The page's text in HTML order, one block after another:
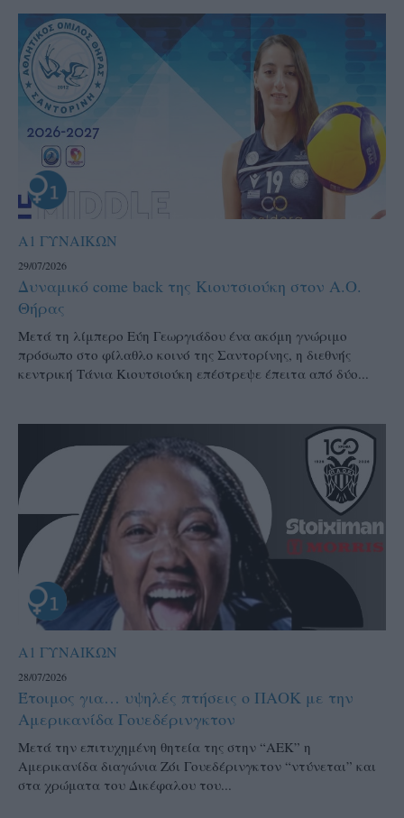
Α1 ΓΥΝΑΙΚΩΝ
29/07/2026
Δυναμικό come back της Κιουτσιούκη στον Α.Ο.
Θήρας
Μετά τη λίμπερο Εύη Γεωργιάδου ένα ακόμη γνώριμο
πρόσωπο στο φίλαθλο κοινό της Σαντορίνης, η διεθνής
κεντρική Τάνια Κιουτσιούκη επέστρεψε έπειτα από δύο...
Α1 ΓΥΝΑΙΚΩΝ
28/07/2026
Έτοιμος για… υψηλές πτήσεις ο ΠΑΟΚ με την
Αμερικανίδα Γουεδέρινγκτον
Μετά την επιτυχημένη θητεία της στην “ΑΕΚ” η
Αμερικανίδα διαγώνια Ζόι Γουεδέρινγκτον “ντύνεται” και
στα χρώματα του Δικέφαλου του...